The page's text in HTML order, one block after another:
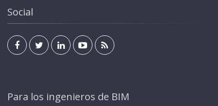
Social
Para los ingenieros de BIM